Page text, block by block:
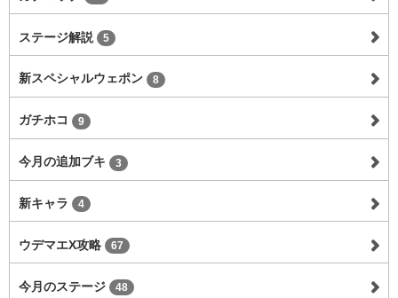
ステージ解説 5
新スペシャルウェポン 8
ガチホコ 9
今月の追加ブキ 3
新キャラ 4
ウデマエX攻略 67
今月のステージ 48